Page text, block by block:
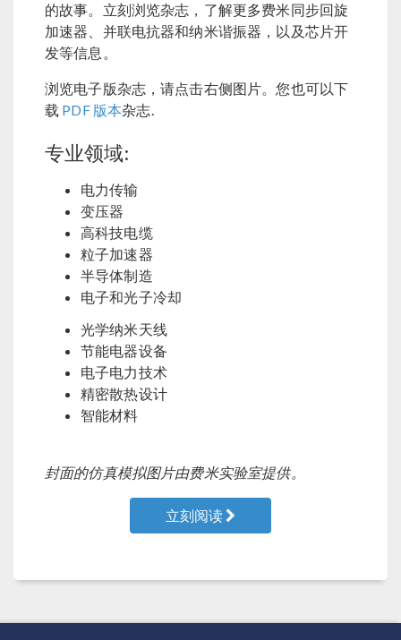
的故事。立刻浏览杂志，了解更多费米同步回旋
加速器、并联电抗器和纳米谐振器，以及芯片开
发等信息。
浏览电子版杂志，请点击右侧图片。您也可以下
载 PDF 版本杂志.
专业领域:
电力传输
变压器
高科技电缆
粒子加速器
半导体制造
电子和光子冷却
光学纳米天线
节能电器设备
电子电力技术
精密散热设计
智能材料
封面的仿真模拟图片由费米实验室提供。
立刻阅读